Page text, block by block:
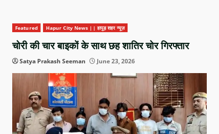
Featured Hapur City News || हापुड़ शहर न्यूज़
चोरी की चार बाइकों के साथ छह शातिर चोर गिरफ्तार
Satya Prakash Seeman June 23, 2026